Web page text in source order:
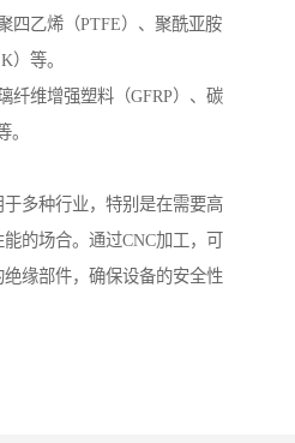
乙烯（PTFE）、聚酰亚胺
）等。
维增强塑料（GFRP）、碳
。
多种行业，特别是在需要高
的场合。通过CNC加工，可
缘部件，确保设备的安全性